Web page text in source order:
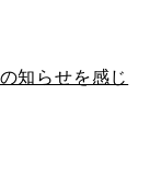
知らせを感じ